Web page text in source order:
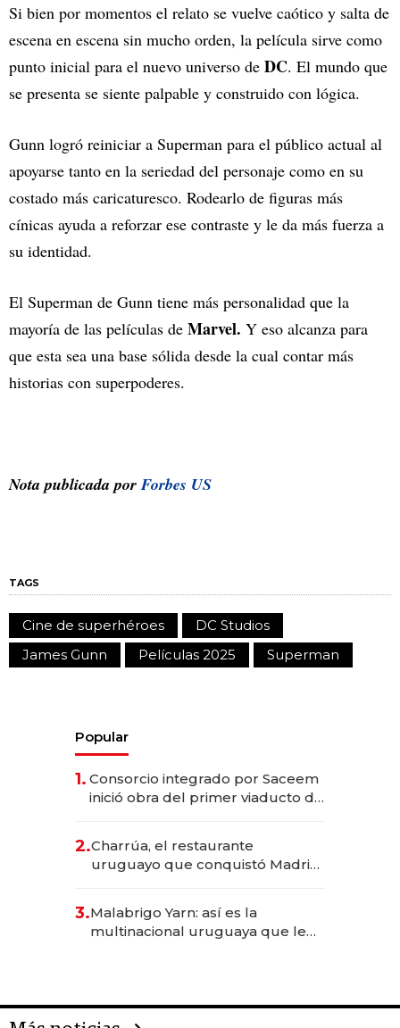
Si bien por momentos el relato se vuelve caótico y salta de
escena en escena sin mucho orden, la película sirve como
punto inicial para el nuevo universo de DC. El mundo que
se presenta se siente palpable y construido con lógica.
Gunn logró reiniciar a Superman para el público actual al
apoyarse tanto en la seriedad del personaje como en su
costado más caricaturesco. Rodearlo de figuras más
cínicas ayuda a reforzar ese contraste y le da más fuerza a
su identidad.
El Superman de Gunn tiene más personalidad que la
mayoría de las películas de Marvel. Y eso alcanza para
que esta sea una base sólida desde la cual contar más
historias con superpoderes.
Nota publicada porForbes US
TAGS
Cine de superhéroes
DC Studios
James Gunn
Películas 2025 Superman
Popular
1. Consorcio integrado por Saceem
inició obra del primer viaducto de
millones
2.Charrúa, el restaurante
uruguayo que conquistó Madrid:
anticipación y prepara apertura
3.Malabrigo Yarn: así es la
multinacional uruguaya que le